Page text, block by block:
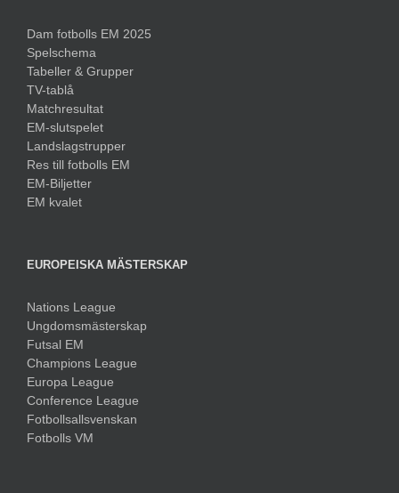
Dam fotbolls EM 2025
Spelschema
Tabeller & Grupper
TV-tablå
Matchresultat
EM-slutspelet
Landslagstrupper
Res till fotbolls EM
EM-Biljetter
EM kvalet
EUROPEISKA MÄSTERSKAP
Nations League
Ungdomsmästerskap
Futsal EM
Champions League
Europa League
Conference League
Fotbollsallsvenskan
Fotbolls VM